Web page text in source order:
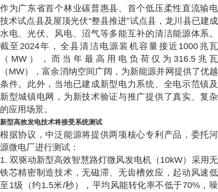
作为广东省首个林业碳普惠县、首个低压柔性直流输电
技术试点县及屋顶光伏“整县推进”试点县，龙川县已建成
水电、光伏、风电、沼气等多能互补的清洁能源体系。
截至2024年，全县清洁电源装机容量接近1000兆瓦
（MW），而当年最高用电负荷仅为316.5兆瓦
（MW），富余消纳空间广阔，为新能源并网提供了优越
条件。此外，当地已建成新型电力系统、全电示范镇及
新型城镇电网，为新技术验证与推广提供了真实、复杂
的应用场景。
新型高效发电技术将接受系统测试
根据协议，中泛能源将提供两项核心专利产品，委托河
源微电厂进行测试：
1. 双驱动新型高效智慧路灯微风发电机（10kW）采用无
铁芯精密制造技术，无磁滞、无齿槽效应，起动风速低
至1级（约1.5米/秒），平均风能转化率不低于70%，噪